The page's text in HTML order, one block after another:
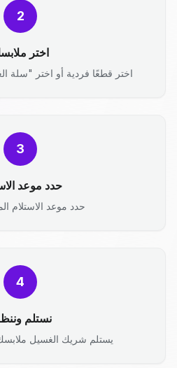
2
اختر
اختر قطعًا فردية أو اختر "سلة
3
حدد موعد
حدد موعد الاستلام
4
نستلم
يستلم شريك الغسيل ملابسك